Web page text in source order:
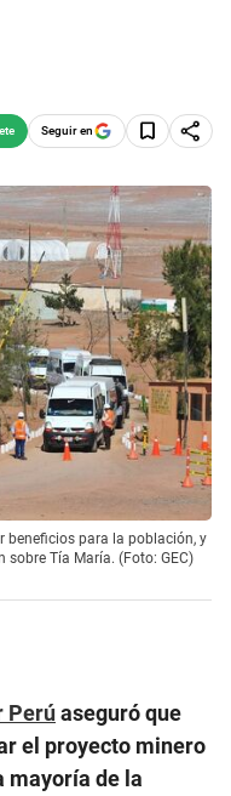
Seguir en
beneficios para la población, y
sobre Tía María. (Foto: GEC)
Perúaseguró que
el proyecto minero
mayoría de la